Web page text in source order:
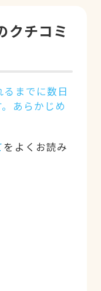
チコミ
までに数日
あらかじめ
をよくお読み